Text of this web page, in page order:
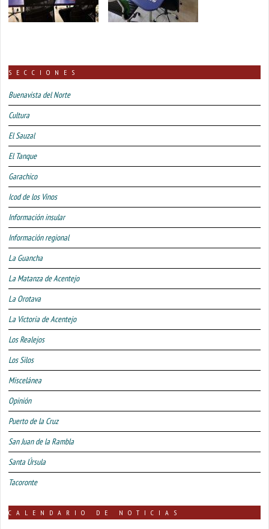
SECCIONES
Buenavista del Norte
Cultura
El Sauzal
El Tanque
Garachico
Icod de los Vinos
Información insular
Información regional
La Guancha
La Matanza de Acentejo
La Orotava
La Victoria de Acentejo
Los Realejos
Los Silos
Miscelánea
Opinión
Puerto de la Cruz
San Juan de la Rambla
Santa Úrsula
Tacoronte
CALENDARIO DE NOTICIAS